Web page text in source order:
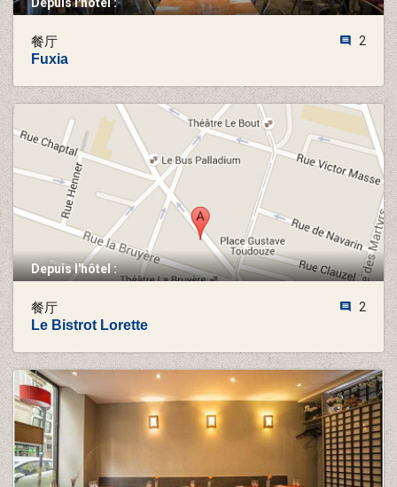
2
餐厅
Fuxia
Depuis l'hôtel :
2
餐厅
Le Bistrot Lorette